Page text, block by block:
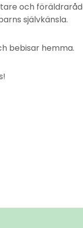
och
självkänsla.
bebisar hemma.